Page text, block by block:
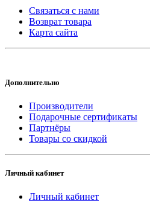
Связаться с нами
Возврат товара
Карта сайта
Дополнительно
Производители
Подарочные сертификаты
Партнёры
Товары со скидкой
Личный кабинет
Личный кабинет